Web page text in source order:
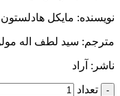
نویسنده: مایکل هادلستون
مترجم: سید لطف اله
ناشر: آراد
تعداد